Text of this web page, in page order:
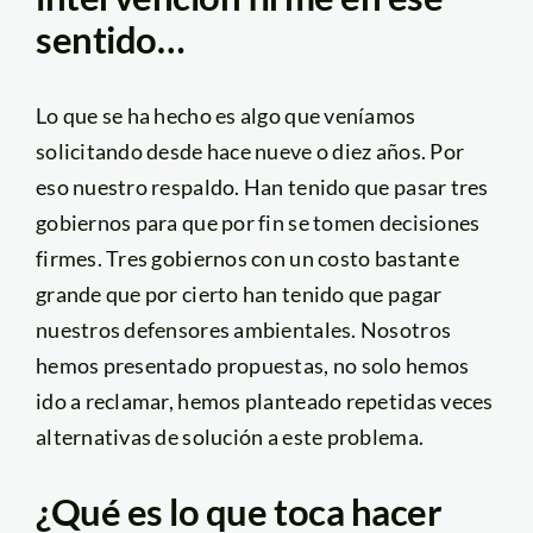
sentido…
Lo que se ha hecho es algo que veníamos
solicitando desde hace nueve o diez años. Por
eso nuestro respaldo. Han tenido que pasar tres
gobiernos para que por fin se tomen decisiones
firmes. Tres gobiernos con un costo bastante
grande que por cierto han tenido que pagar
nuestros defensores ambientales. Nosotros
hemos presentado propuestas, no solo hemos
ido a reclamar, hemos planteado repetidas veces
alternativas de solución a este problema.
¿Qué es lo que toca hacer